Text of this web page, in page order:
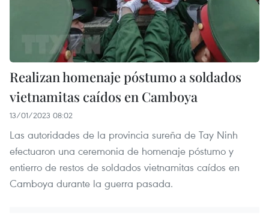
Realizan homenaje póstumo a soldados
vietnamitas caídos en Camboya
13/01/2023 08:02
Las autoridades de la provincia sureña de Tay Ninh
efectuaron una ceremonia de homenaje póstumo y
entierro de restos de soldados vietnamitas caídos en
Camboya durante la guerra pasada.